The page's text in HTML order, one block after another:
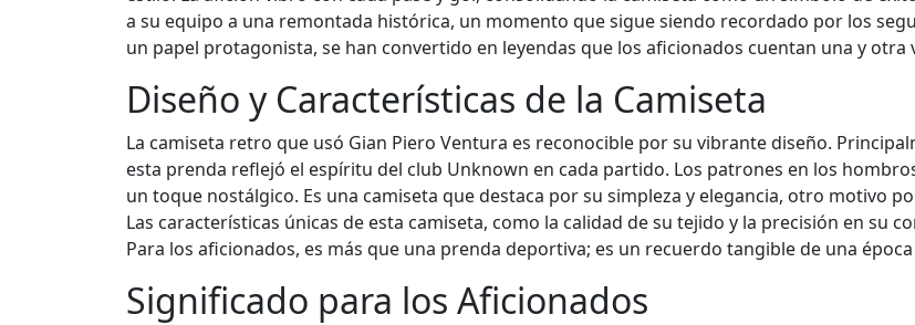
a su equipo a una remontada histórica, un momento que sigue siendo recordado por los
un papel protagonista, se han convertido en leyendas que los aficionados cuentan una y otra
Diseño y Características de la Camiseta
La camiseta retro que usó Gian Piero Ventura es reconocible por su vibrante diseño.
esta prenda reflejó el espíritu del club Unknown en cada partido. Los patrones en los
un toque nostálgico. Es una camiseta que destaca por su simpleza y elegancia, otro motivo
Las características únicas de esta camiseta, como la calidad de su tejido y la precisión en su
Para los aficionados, es más que una prenda deportiva; es un recuerdo tangible de una
Significado para los Aficionados